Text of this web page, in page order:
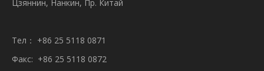
Цзяннин, Нанкин, Пр. Китай
Тел： +86 25 5118 0871
Факс: +86 25 5118 0872